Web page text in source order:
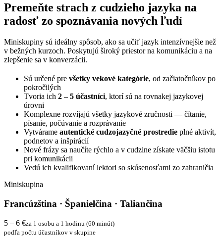
Premeňte strach z cudzieho jazyka na
radosť zo spoznávania nových ľudí
Miniskupiny sú ideálny spôsob, ako sa učiť jazyk intenzívnejšie než
v bežných kurzoch. Poskytujú široký priestor na komunikáciu a na
zlepšenie sa v konverzácii.
Sú určené pre všetky vekové kategórie, od začiatočníkov po
pokročilých
Tvoria ich 2 – 5 účastníci, ktorí sú na rovnakej jazykovej
úrovni
Komplexne rozvíjajú všetky jazykové zručnosti — čítanie,
písanie, počúvanie a rozprávanie
Vytvárame autentické cudzojazyčné prostredie plné aktivít,
podnetov a inšpirácií
Nové frázy sa naučíte rýchlo a v cudzine získate väčšiu istotu
pri komunikácii
Vedú ich kvalifikovaní lektori so skúsenosťami zo zahraničia
Miniskupina
Francúzština · Španielčina · Taliančina
5 – 6 €za 1 osobu a 1 hodinu (60 minút)
podľa počtu účastníkov v skupine